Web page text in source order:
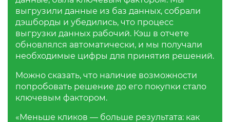
выгрузили данные из баз данных, собрали
дэшборды и убедились, что процесс
выгрузки данных рабочий. Кэш в отчете
обновлялся автоматически, и мы получали
необходимые цифры для принятия решений.
Можно сказать, что наличие возможности
попробовать решение до его покупки стало
ключевым фактором.
«Меньше кликов — больше результата: как